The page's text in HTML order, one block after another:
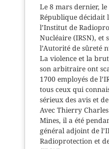
Le 8 mars dernier,
République décidait
l’Institut de
Nucléaire (IRSN), et
l’Autorité de sûreté
La violence et la
son arbitraire ont
1700 employés de
tous ceux qui
sérieux des avis et
Avec Thierry
Mines, il a été
général adjoint de
Radioprotection et